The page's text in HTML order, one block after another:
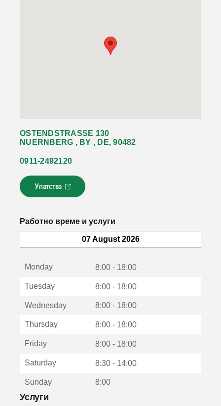
OSTENDSTRASSE 130
NUERNBERG , BY , DE, 90482
0911-2492120
Упатства
Л
и
к
с
Работно време и услуги
07 August 2026
Monday 8:00 - 18:00
Tuesday 8:00 - 18:00
Wednesday 8:00 - 18:00
Thursday 8:00 - 18:00
Friday 8:00 - 18:00
Saturday 8:30 - 14:00
Sunday 8:00
Услуги